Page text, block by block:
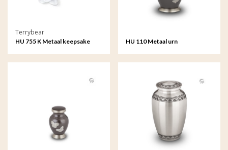
Terrybear
HU 755 K Metaal keepsake
HU 110 Metaal urn